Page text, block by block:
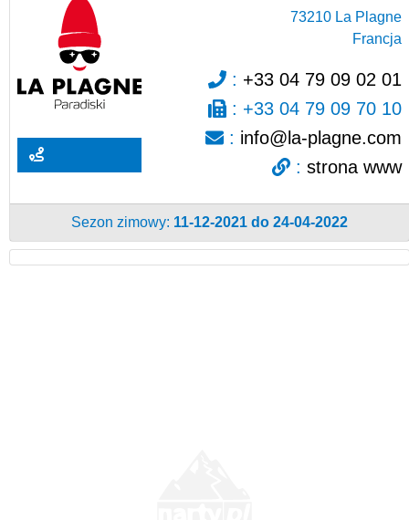
73210 La Plagne
Francja
: +33 04 79 09 02 01
: +33 04 79 09 70 10
: info@la-plagne.com
: strona www
Sezon zimowy: 11-12-2021 do 24-04-2022